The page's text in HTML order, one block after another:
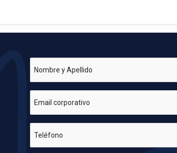
Nombre y Apellido
Email corporativo
Teléfono